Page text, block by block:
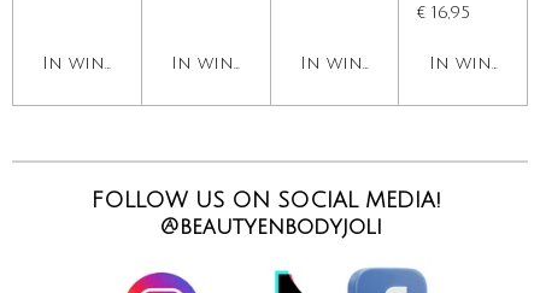
In winkelwagenIn winkelwagenIn winkelwagen
€ 16,95
In
FOLLOW US ON SOCIAL MEDIA!
@beautyenbodyjoli